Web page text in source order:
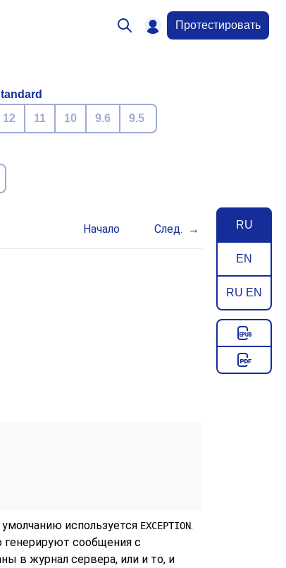
Протестировать
12 11 10 9.6 9.5
RU
EN
RU EN
Начало След.
используется EXCEPTION.
генерируют сообщения с
в журнал сервера, или и то, и